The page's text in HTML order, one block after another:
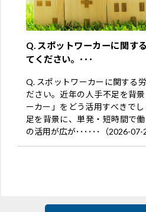
Q. スポットワーカーに関す
てください。･･･
Q. スポットワーカーに関する
ださい。近年の人手不足を背
ーカー」をどう活用すべきで
足を背景に、単発・短時間で
の活用が広が･･････（2026-07-